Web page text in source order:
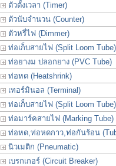
ตัวตั้งเวลา (Timer)
ตัวนับจำนวน (Counter)
ตัวหรี่ไฟ (Dimmer)
ท่อเก็บสายไฟ (Split Loom Tube)
ท่อยางม ปลอกยาง (PVC Tube)
ท่อหด (Heatshrink)
เทอร์มินอล (Terminal)
ท่อเก็บสายไฟ (Split Loom Tube)
ท่อมาร์คสายไฟ (Marking Tube)
ท่อหด,ท่อหดกาว,ท่อกันร้อน
นิวเมติก (Pneumatic)
เบรกเกอร์ (Circuit Breaker)